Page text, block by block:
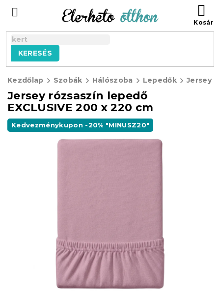
tartalomhoz
KERESÉS
Kezdőlap Szobák Hálószoba Lepedők Jersey
Jersey rózsaszín lepedő
EXCLUSIVE 200 x 220 cm
Kedvezménykupon -20% "MINUSZ20"